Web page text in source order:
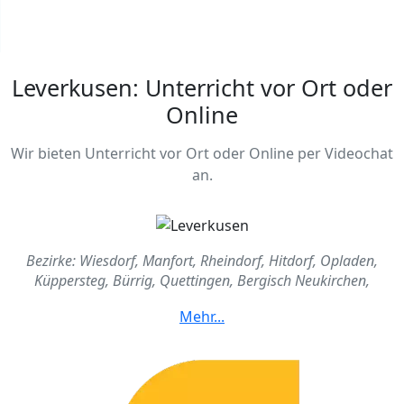
Leverkusen: Unterricht vor Ort oder
Online
Wir bieten Unterricht vor Ort oder Online per Videochat
an.
Bezirke: Wiesdorf, Manfort, Rheindorf, Hitdorf, Opladen,
Küppersteg, Bürrig, Quettingen, Bergisch Neukirchen,